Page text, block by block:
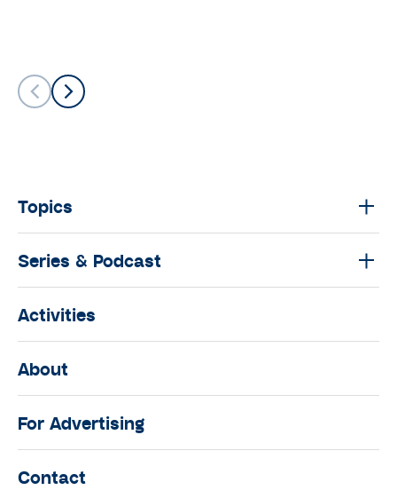
Topics
Series & Podcast
Activities
About
For Advertising
Contact